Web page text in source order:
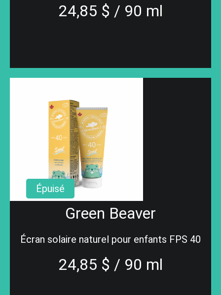
24,85 $ / 90 ml
Épuisé
Green Beaver
Écran solaire naturel pour enfants FPS 40
24,85 $ / 90 ml